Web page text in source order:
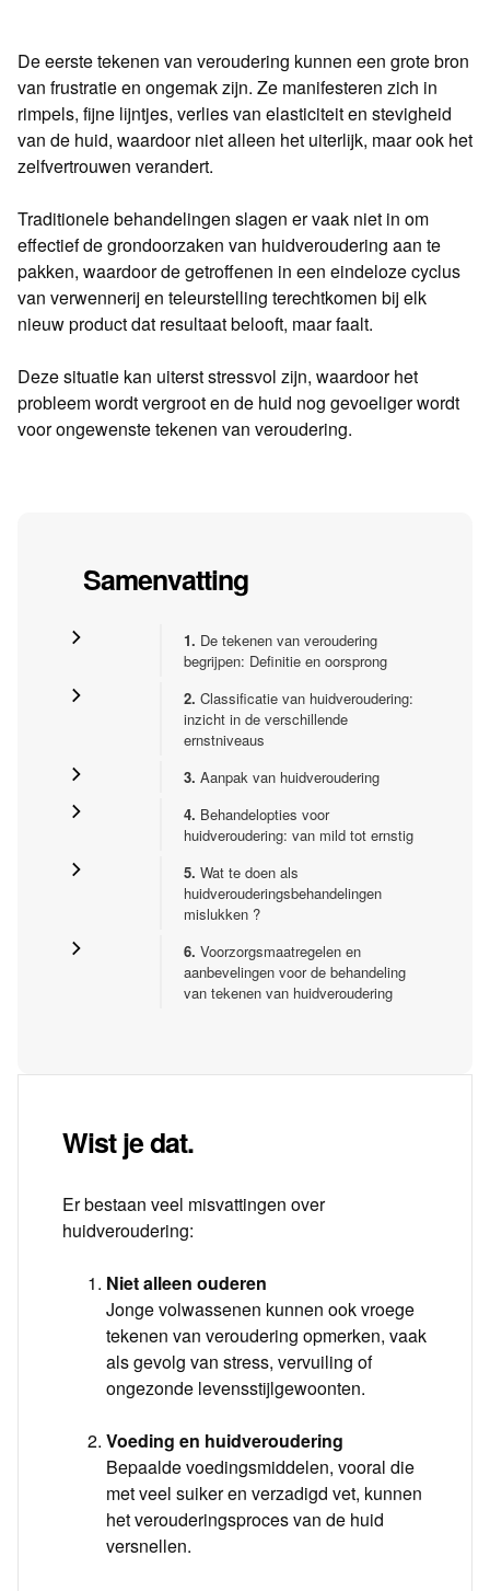
De eerste tekenen van veroudering kunnen een grote bron
van frustratie en ongemak zijn. Ze manifesteren zich in
rimpels, fijne lijntjes, verlies van elasticiteit en stevigheid
van de huid, waardoor niet alleen het uiterlijk, maar ook het
zelfvertrouwen verandert.
Traditionele behandelingen slagen er vaak niet in om
effectief de grondoorzaken van huidveroudering aan te
pakken, waardoor de getroffenen in een eindeloze cyclus
van verwennerij en teleurstelling terechtkomen bij elk
nieuw product dat resultaat belooft, maar faalt.
Deze situatie kan uiterst stressvol zijn, waardoor het
probleem wordt vergroot en de huid nog gevoeliger wordt
voor ongewenste tekenen van veroudering.
Samenvatting
1. De tekenen van veroudering
begrijpen: Definitie en oorsprong
2. Classificatie van huidveroudering:
inzicht in de verschillende
ernstniveaus
3. Aanpak van huidveroudering
4. Behandelopties voor
huidveroudering: van mild tot ernstig
5. Wat te doen als
huidverouderingsbehandelingen
mislukken ?
6. Voorzorgsmaatregelen en
aanbevelingen voor de behandeling
van tekenen van huidveroudering
Wist je dat.
Er bestaan veel misvattingen over
huidveroudering:
Niet alleen ouderen
Jonge volwassenen kunnen ook vroege
tekenen van veroudering opmerken, vaak
als gevolg van stress, vervuiling of
ongezonde levensstijlgewoonten.
Voeding en huidveroudering
Bepaalde voedingsmiddelen, vooral die
met veel suiker en verzadigd vet, kunnen
het verouderingsproces van de huid
versnellen.